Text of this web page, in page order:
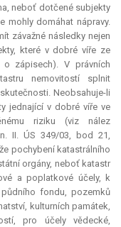
neboť dotčené subjekty
mohly domáhat nápravy.
závažné následky nejen
které v dobré víře ze
zápisech). V právních
nemovitostí splnit
Neobsahuje-li
jednající v dobré víře ve
riziku (viz nález
II. ÚS 349/03, bod 21,
pochybení katastrálního
orgány, neboť katastr
a poplatkové účely, k
fondu, pozemků
kulturních památek,
pro účely vědecké,